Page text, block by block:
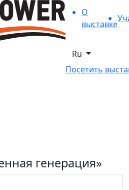
О
выставке
Ru
Посетить
генерация»